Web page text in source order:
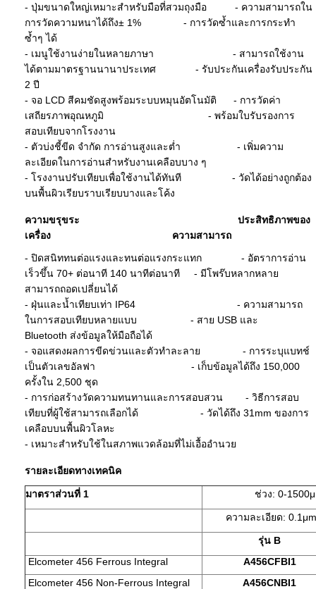
- ปุ่มขนาดใหญ่เหมาะสำหรับมือที่สวมถุงมือ - ความสามารถใน
การวัดความหนาได้ถึง± 1% - การวัดซ้ำและการกระทำ
ซ้ำๆ ได้
- เมนูใช้งานง่ายในหลายภาษา - สามารถใช้งาน
ได้ตามมาตรฐานนานาประเทศ - รับประกันเครื่องรับประกัน
2 ปี
- จอ LCD สีคมชัดสูงพร้อมระบบหมุนอัตโนมัติ - การวัดค่า
เสถียรภาพอุณหภูมิ - พร้อมใบรับรองการ
สอบเทียบจากโรงงาน
- ตัวบ่งชี้ขีด จำกัด การอ่านสูงและต่ำ - เพิ่มความ
ละเอียดในการอ่านสำหรับงานเคลือบบาง ๆ
- โรงงานปรับเทียบเพื่อใช้งานได้ทันที - วัดได้อย่างถูกต้อง
บนพื้นผิวเรียบราบเรียบบางและโค้ง
ความขรุขระ ประสิทธิภาพของ
เครื่อง
ความสามารถ
- ปิดสนิททนต่อแรงและทนต่อแรงกระแทก - อัตราการอ่าน
เร็วขึ้น 70+ ต่อนาที 140 นาทีต่อนาที - มีโพร๊บหลากหลาย
สามารถถอดเปลี่ยนได้
- ฝุ่นและน้ำเทียบเท่า IP64 - ความสามารถ
ในการสอบเทียบหลายแบบ - สาย USB และ
Bluetooth ส่งข้อมูลให้มือถือได้
- จอแสดงผลการขีดข่วนและตัวทำละลาย - การระบุแบทช์
เป็นตัวเลขอัลฟา - เก็บข้อมูลได้ถึง 150,000
ครั้งใน 2,500 ชุด
- การก่อสร้างวัดความทนทานและการสอบสวน - วิธีการสอบ
เทียบที่ผู้ใช้สามารถเลือกได้ - วัดได้ถึง 31mm ของการ
เคลือบบนพื้นผิวโลหะ
- เหมาะสำหรับใช้ในสภาพแวดล้อมที่ไม่เอื้ออำนวย
รายละเอียดทางเทคนิค
มาตราส่วนที่ 1 ช่วง: 0-
ความละเอียด:
รุ่น B
Elcometer 456 Ferrous Integral
A456CFBI1
Elcometer 456 Non-Ferrous Integral
A456CNBI1